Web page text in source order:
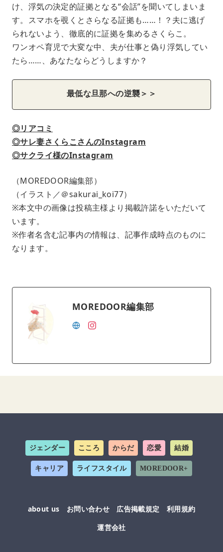
け、浮気の決定的証拠となる“会話”を聞いてしまいま
す。スマホを覗くとさらなる証拠も……！？夫に逃げ
られないよう、徹底的に証拠を集めるさくらこ。
ワンオペ育児で大変な中、夫が仕事と偽り浮気してい
たら……、あなたならどうしますか？
最低な旦那への逆襲＞＞
◎リアコミ
◎サレ妻さくらこさんのInstagram
◎サクライ様のInstagram
（MOREDOOR編集部）
（イラスト／＠sakurai_koi77）
※本文中の画像は投稿主様より掲載許諾をいただいて
います。
※作者名含む記事内の情報は、記事作成時点のものに
なります。
MOREDOOR編集部
ジェンダー こころ からだ 恋愛 結婚
キャリア ライフスタイル MOREDOOR+
about us お問い合わせ 広告掲載規定
利用規約
運営会社